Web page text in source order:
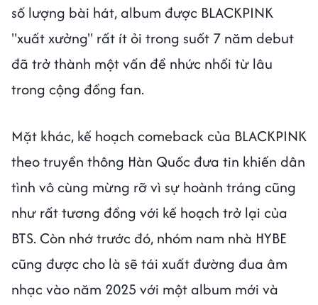
số lượng bài hát, album được BLACKPINK
"xuất xưởng" rất ít ỏi trong suốt 7 năm debut
đã trở thành một vấn đề nhức nhối từ lâu
trong cộng đồng fan.
Mặt khác, kế hoạch comeback của BLACKPINK
theo truyền thông Hàn Quốc đưa tin khiến dân
tình vô cùng mừng rỡ vì sự hoành tráng cũng
như rất tương đồng với kế hoạch trở lại của
BTS. Còn nhớ trước đó, nhóm nam nhà HYBE
cũng được cho là sẽ tái xuất đường đua âm
nhạc vào năm 2025 với một album mới và